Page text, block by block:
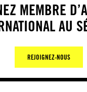
MEMBRE
AU
REJOIGNEZ-NOUS